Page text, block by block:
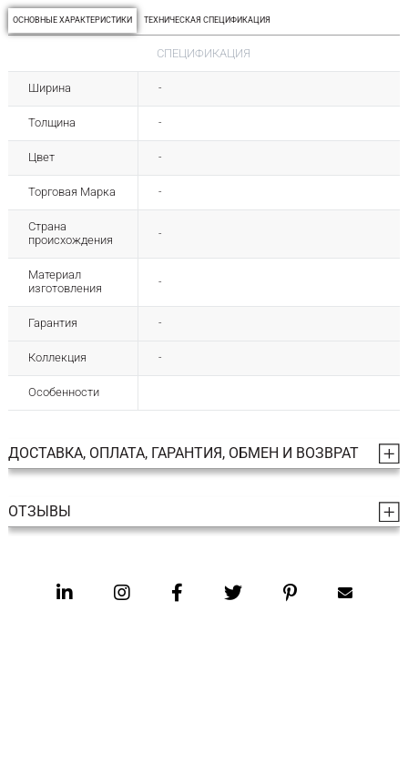
ОСНОВНЫЕ ХАРАКТЕРИСТИКИ ТЕХНИЧЕСКАЯ СПЕЦИФИКАЦИЯ
СПЕЦИФИКАЦИЯ
Ширина -
Толщина -
Цвет -
Торговая Марка -
Страна
происхождения
-
Материал
изготовления
-
Гарантия -
Коллекция -
Особенности
ДОСТАВКА, ОПЛАТА, ГАРАНТИЯ, ОБМЕН И ВОЗВРАТ
ОТЗЫВЫ